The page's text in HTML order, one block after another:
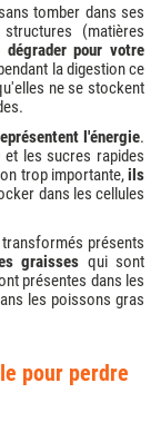
tomber dans ses
(matières
dégrader pour votre
la digestion ce
ne se stockent
l'énergie.
les sucres rapides
trop importante,ils
dans les cellules
présents
graisses qui sont
présentes dans les
les poissons gras